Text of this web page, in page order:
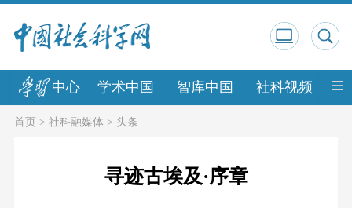
中心 学术中国 智库中国 社科视频 中
首页> 社科融媒体 > 头条
寻迹古埃及·序章